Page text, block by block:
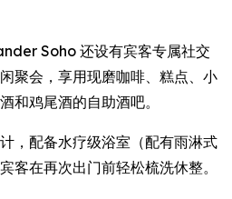
Soho 还设有宾客专属社交
聚会，享用现磨咖啡、糕点、小
和鸡尾酒的自助酒吧。
，配备水疗级浴室（配有雨淋式
客在再次出门前轻松梳洗休整。